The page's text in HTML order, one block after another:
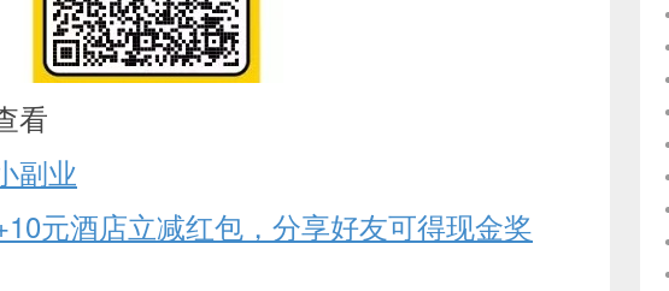
看
副业
元酒店立减红包，分享好友可得现金奖